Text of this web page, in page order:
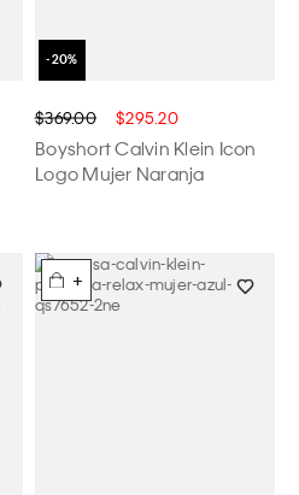
$369.00 $295.20
Boyshort Calvin Klein Icon
Logo Mujer Naranja
+